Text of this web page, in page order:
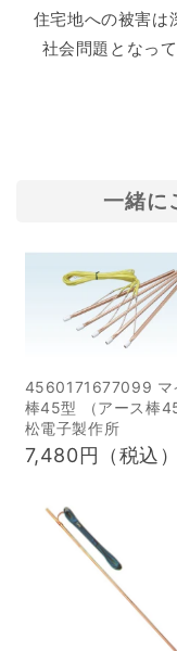
住宅地への被害は
社会問題となっ
説します。 具体
にグッズの選び方
の際に守るべき法
ントなどをまとめ
た。イノシシ被害
すためのヒントを
覧ください。 目次
イノシシ避けが必
シの習性と危険性
する 3イノシシを
けないための環境
食べ物の管理と雑
去 2光・音・ニオ
一緒に
4560171677099 マ
棒45型 （アース棒
松電子製作所
7,480円（税込）